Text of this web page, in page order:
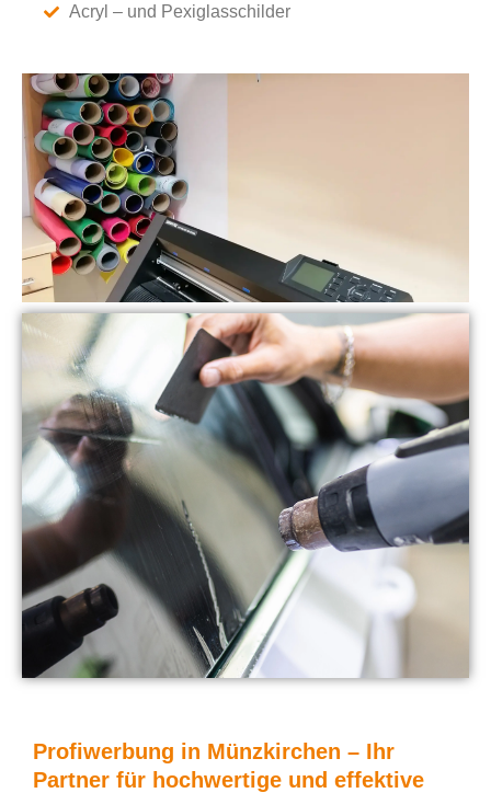
Acryl – und Pexiglasschilder
Profiwerbung in Münzkirchen – Ihr
Partner für hochwertige und effektive